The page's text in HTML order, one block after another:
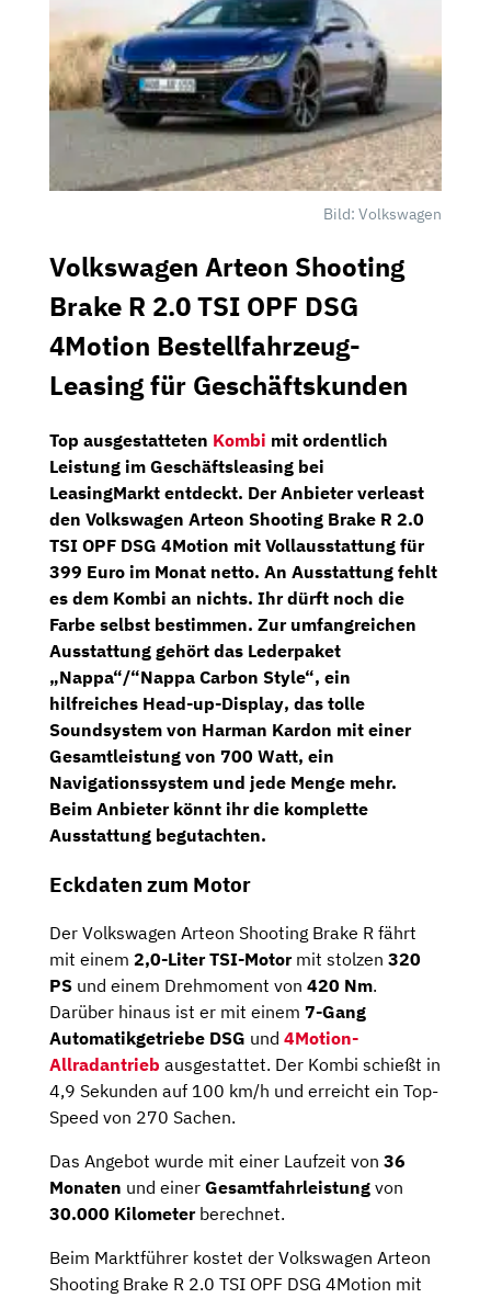
Bild: Volkswagen
Volkswagen Arteon Shooting
Brake R 2.0 TSI OPF DSG
4Motion Bestellfahrzeug-
Leasing für Geschäftskunden
Top ausgestatteten Kombi mit ordentlich
Leistung im Geschäftsleasing bei
LeasingMarkt entdeckt. Der Anbieter verleast
den Volkswagen Arteon Shooting Brake R 2.0
TSI OPF DSG 4Motion mit Vollausstattung für
399 Euro im Monat netto. An Ausstattung fehlt
es dem Kombi an nichts. Ihr dürft noch die
Farbe selbst bestimmen. Zur umfangreichen
Ausstattung gehört das Lederpaket
„Nappa“/“Nappa Carbon Style“, ein
hilfreiches Head-up-Display, das tolle
Soundsystem von Harman Kardon mit einer
Gesamtleistung von 700 Watt, ein
Navigationssystem und jede Menge mehr.
Beim Anbieter könnt ihr die komplette
Ausstattung begutachten.
Eckdaten zum Motor
Der Volkswagen Arteon Shooting Brake R fährt
mit einem 2,0-Liter TSI-Motormit stolzen 320
PS und einem Drehmoment von 420 Nm.
Darüber hinaus ist er mit einem 7-Gang
Automatikgetriebe DSG und 4Motion-
Allradantrieb ausgestattet. Der Kombi schießt in
4,9 Sekunden auf 100 km/h und erreicht ein Top-
Speed von 270 Sachen.
Das Angebot wurde mit einer Laufzeit von 36
Monaten und einer Gesamtfahrleistung von
30.000 Kilometerberechnet.
Beim Marktführer kostet der Volkswagen Arteon
Shooting Brake R 2.0 TSI OPF DSG 4Motion mit